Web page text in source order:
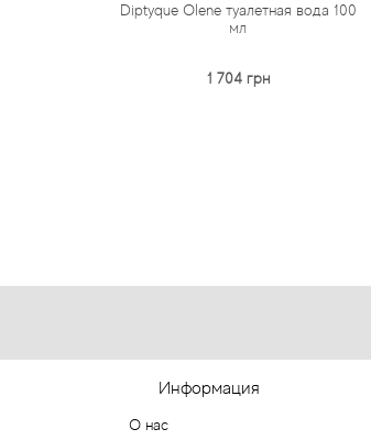
Diptyque Olene туалетная вода 100
мл
1 704 грн
Информация
О нас